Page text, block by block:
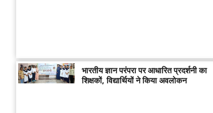
भारतीय ज्ञान परंपरा पर आधारित प्रदर्शनी का
शिक्षकों, विद्यार्थियों ने किया अवलोकन